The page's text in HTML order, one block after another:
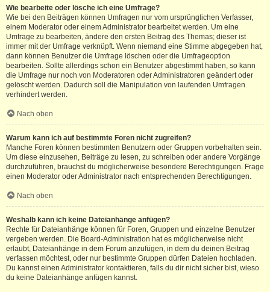
Wie bearbeite oder lösche ich eine Umfrage?
Wie bei den Beiträgen können Umfragen nur vom ursprünglichen Verfasser,
einem Moderator oder einem Administrator bearbeitet werden. Um eine
Umfrage zu bearbeiten, ändere den ersten Beitrag des Themas; dieser ist
immer mit der Umfrage verknüpft. Wenn niemand eine Stimme abgegeben hat,
dann können Benutzer die Umfrage löschen oder die Umfrageoption
bearbeiten. Sollte allerdings schon ein Benutzer abgestimmt haben, so kann
die Umfrage nur noch von Moderatoren oder Administratoren geändert oder
gelöscht werden. Dadurch soll die Manipulation von laufenden Umfragen
verhindert werden.
Nach oben
Warum kann ich auf bestimmte Foren nicht zugreifen?
Manche Foren können bestimmten Benutzern oder Gruppen vorbehalten sein.
Um diese einzusehen, Beiträge zu lesen, zu schreiben oder andere Vorgänge
durchzuführen, brauchst du möglicherweise besondere Berechtigungen. Frage
einen Moderator oder Administrator nach entsprechenden Berechtigungen.
Nach oben
Weshalb kann ich keine Dateianhänge anfügen?
Rechte für Dateianhänge können für Foren, Gruppen und einzelne Benutzer
vergeben werden. Die Board-Administration hat es möglicherweise nicht
erlaubt, Dateianhänge in dem Forum anzufügen, in dem du deinen Beitrag
verfassen möchtest, oder nur bestimmte Gruppen dürfen Dateien hochladen.
Du kannst einen Administrator kontaktieren, falls du dir nicht sicher bist, wieso
du keine Dateianhänge anfügen kannst.